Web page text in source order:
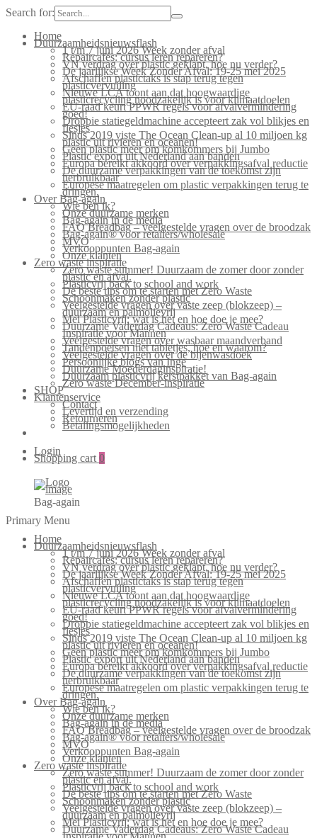
Search for:
Home
Duurzaamheidsnieuwsflash
1 t/m 7 juni 2026 Week zonder afval
Repaircafés: cursus leren repareren?
VN verdrag over plastic geklapt, hoe nu verder?
De jaarlijkse Week Zonder Afval: 19-25 mei 2025
Afschaffen plastictaks is stap terug tegen
plasticvervuiling
Nieuwe LCA toont aan dat hoogwaardige
plasticrecycling noodzakelijk is voor klimaatdoelen
EU-raad keurt PPWR regels voor afvalvermindering
goed!
Droppie statiegeldmachine accepteert zak vol blikjes en
flesjes
Sinds 2019 viste The Ocean Clean-up al 10 miljoen kg
plastic uit rivieren en oceanen!
Geen plastic meer om komkommers bij Jumbo
Plastic export uit Nederland aan banden
Europa bereikt akkoord over verpakkingsafval reductie
De duurzame verpakkingen van de toekomst zijn
herbruikbaar
Europese maatregelen om plastic verpakkingen terug te
dringen.
Over Bag-again
Wie ben ik?
Onze duurzame merken
Bag-again in de media
FAQ Breadbag – veelgestelde vragen over de broodzak
Bag-again® voor retailers/wholesale
MVO
Verkooppunten Bag-again
Onze klanten
Zero waste inspiratie
Zero waste summer! Duurzaam de zomer door zonder
plastic en afval.
Plasticvrij back to school and work
De beste tips om te starten met Zero Waste
Schoonmaken zonder plastic
Veelgestelde vragen over vaste zeep (blokzeep) –
duurzaam en palmolievrij
Mei Plasticvrij: wat is het en hoe doe je mee?
Duurzame Vaderdag Cadeaus: Zero Waste Cadeau
Inspiratie voor Mannen
Veelgestelde vragen over wasbaar maandverband
Tandenpoetsen met tabletjes, hoe en waarom?
Veelgestelde vragen over de bijenwasdoek
Persoonlijke blogs van Inge
Duurzame Moederdaginspiratie!
Duurzaam plasticvrij kerstpakket van Bag-again
Zero waste December-inspiratie
SHOP
Klantenservice
Contact
Levertijd en verzending
Retourneren
Betalingsmogelijkheden
Login
Shopping cart 0
Bag-again
Primary Menu
Home
Duurzaamheidsnieuwsflash
1 t/m 7 juni 2026 Week zonder afval
Repaircafés: cursus leren repareren?
VN verdrag over plastic geklapt, hoe nu verder?
De jaarlijkse Week Zonder Afval: 19-25 mei 2025
Afschaffen plastictaks is stap terug tegen
plasticvervuiling
Nieuwe LCA toont aan dat hoogwaardige
plasticrecycling noodzakelijk is voor klimaatdoelen
EU-raad keurt PPWR regels voor afvalvermindering
goed!
Droppie statiegeldmachine accepteert zak vol blikjes en
flesjes
Sinds 2019 viste The Ocean Clean-up al 10 miljoen kg
plastic uit rivieren en oceanen!
Geen plastic meer om komkommers bij Jumbo
Plastic export uit Nederland aan banden
Europa bereikt akkoord over verpakkingsafval reductie
De duurzame verpakkingen van de toekomst zijn
herbruikbaar
Europese maatregelen om plastic verpakkingen terug te
dringen.
Over Bag-again
Wie ben ik?
Onze duurzame merken
Bag-again in de media
FAQ Breadbag – veelgestelde vragen over de broodzak
Bag-again® voor retailers/wholesale
MVO
Verkooppunten Bag-again
Onze klanten
Zero waste inspiratie
Zero waste summer! Duurzaam de zomer door zonder
plastic en afval.
Plasticvrij back to school and work
De beste tips om te starten met Zero Waste
Schoonmaken zonder plastic
Veelgestelde vragen over vaste zeep (blokzeep) –
duurzaam en palmolievrij
Mei Plasticvrij: wat is het en hoe doe je mee?
Duurzame Vaderdag Cadeaus: Zero Waste Cadeau